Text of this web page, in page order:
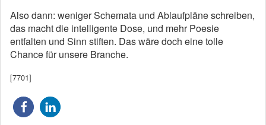
Also dann: weniger Schemata und Ablaufpläne schreiben,
das macht die intelligente Dose, und mehr Poesie
entfalten und Sinn stiften. Das wäre doch eine tolle
Chance für unsere Branche.
[7701]